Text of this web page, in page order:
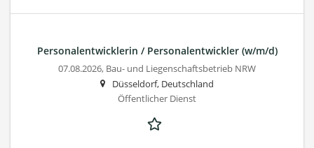
Personalentwicklerin / Personalentwickler (w/m/d)
07.08.2026, Bau- und Liegenschaftsbetrieb NRW
Düsseldorf, Deutschland
Öffentlicher Dienst